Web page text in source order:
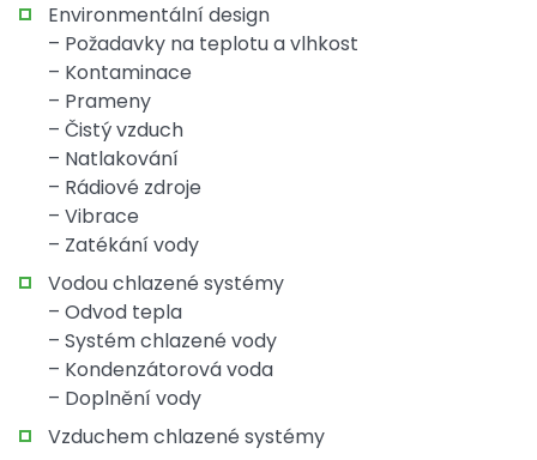
Environmentální design
– Požadavky na teplotu a vlhkost
– Kontaminace
– Prameny
– Čistý vzduch
– Natlakování
– Rádiové zdroje
– Vibrace
– Zatékání vody
Vodou chlazené systémy
– Odvod tepla
– Systém chlazené vody
– Kondenzátorová voda
– Doplnění vody
Vzduchem chlazené systémy